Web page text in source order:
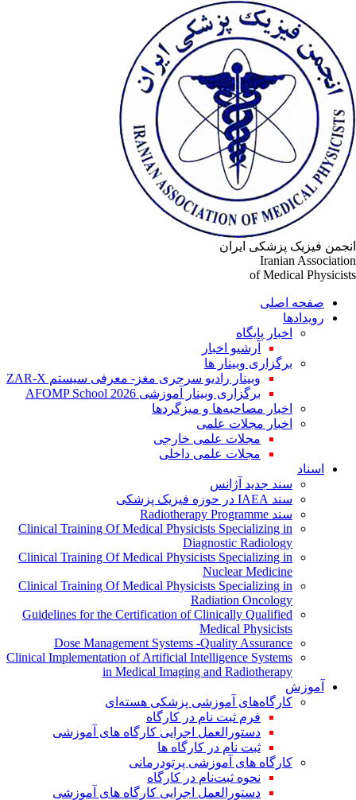
فیزیک پزشکی ایران
Iranian
of Medical
صفحه اصلی
رویدادها
اخبار پایگاه
آرشیو اخبار
برگزاری وبینار ها
وبینار رادیو سرجری مغز- معرفی سیستم ZAR-X
برگزاری وبینار آموزشی AFOMP School 2026
اخبار مصاحبه‌ها و میزگردها
اخبار مجلات علمی
مجلات علمی خارجی
مجلات علمی داخلی
اسناد
سند جدید آژانس
سند IAEA در حوزه فیزیک پزشکی
سند Radiotherapy Programme
Clinical Training Of Medical Physicists Specializing in
Diagnostic Radiology
Clinical Training Of Medical Physicists Specializing in
Nuclear Medicine
Clinical Training Of Medical Physicists Specializing in
Radiation Oncology
Guidelines for the Certification of Clinically Qualified
Medical Physicists
Dose Management Systems -Quality Assurance
Clinical Implementation of Artificial Intelligence Systems
in Medical Imaging and Radiotherapy
آموزش
کارگاه‌های آموزشی پزشکی هسته‌ای
فرم ثبت نام در کارگاه
دستورالعمل اجرایی کارگاه های آموزشی
ثبت نام در کارگاه ها
کارگاه های آموزشی پرتودرمانی
نحوه ثبت‌نام در کارگاه
دستورالعمل اجرایی کارگاه های آموزشی